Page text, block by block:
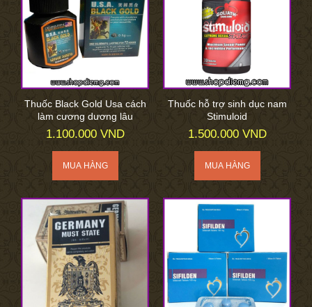
Thuốc Black Gold Usa cách
làm cương dương lâu
1.100.000 VND
Thuốc hỗ trợ sinh dục nam
Stimuloid
1.500.000 VND